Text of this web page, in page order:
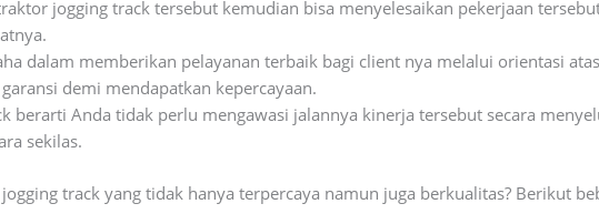
jogging track tersebut kemudian bisa menyelesaikan pekerjaan
dalam memberikan pelayanan terbaik bagi client nya melalui orientasi
demi mendapatkan kepercayaan.
berarti Anda tidak perlu mengawasi jalannya kinerja tersebut secara
sekilas.
track yang tidak hanya terpercaya namun juga berkualitas? Berikut